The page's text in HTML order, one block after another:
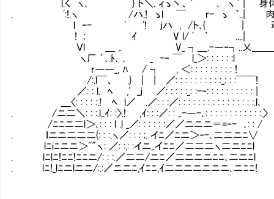
l.く ヽ､ } ト＼. ィゝ丶、｀ ､ ヽ｀ |
. ':!.ヽ /ハ.! ゝl ￣ ｒ- ゝ `..| 肉の器を持
l ｰ- ' '! jハ , /ト､{ | 魂だけになって
! ; ｲ V l/ ' ｀ ....| つまり、最初の感情だけ
Ｖl ＿ ,. V_ ┐＿.-―‐┐..乂＿＿＿＿＿＿＿＿＿
ヽ厂 ´､.ﾄ､ ､ _ -‐ ￣ l_＞: : : : : :l
r――_, ﾊ / ┐ , ＜: : : : : : : : : !
/:.l￣、 .} | | ／: : : : : : : : : :_: : :￣￣!
／: : l. ﾍ ,' _ｊ ／: : : : :_: :-‐: : : : : : : : : : |
＿〈: : : : :.! ﾍ l／ .／: : :／: : : : : : : : : : : : : : : :.l､
. /ニ二＼: : :.l,.ｲ: :〉.! ,ｲ: : :／: : ,.-―-､: : : : : : : : : : : :.〉
/ﾆﾆニ二l＞､: : : l .l _／: : : : : :／／ニニニ＝=‐- ､: : /
. ｌニニ二二二{: : :.ヽ／: : : ;. イﾆ／ﾆニ＞‐-､二二ニﾆ∨
lﾆiﾆニニ＞''"ヽ: ／: :,: :イニ,.イﾆﾆ／二二二ヽ二ニﾆﾆl
. lﾆlﾆ!ﾆﾆ!ﾆﾆニ/: : :.／二二/ニﾆ／二ニニニﾆﾆ､二ニﾆl
. lﾆ!_lﾆニlニニ/:.:／ニニﾆ,ｲﾆﾆ,ｲ二ニニニニニニ､ニﾆﾆ!